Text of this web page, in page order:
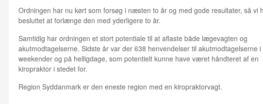
Ordningen har nu kørt som forsøg i næsten to år og med gode resultater, så vi
besluttet at forlænge den med yderligere to år.
Samtidig har ordningen et stort potentiale til at aflaste både lægevagten og
akutmodtagelserne. Sidste år var der 638 henvendelser til akutmodtagelserne i
weekender og på helligdage, som potentielt kunne have været håndteret af en
kiropraktor i stedet for.
Region Syddanmark er den eneste region med en kiropraktorvagt.